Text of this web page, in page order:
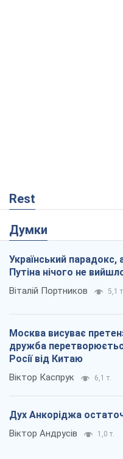
Rest
Думки
Український парадокс,
Путіна нічого не
Віталій Портников 5,1 т.
Москва висуває
дружба
Росії від Китаю
Віктор Каспрук 6,1 т.
Дух Анкоріджа
Віктор Андрусів 1,0 т.